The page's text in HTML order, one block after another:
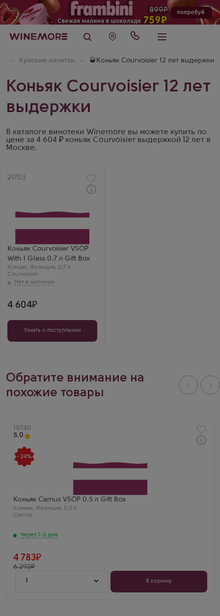
Крепкие напитки 🥃Коньяк Courvoisier 12 лет выдержки
Коньяк Courvoisier 12 лет
выдержки
В каталоге винотеки Winemore вы можете купить по
цене за 4 604 ₽ коньяк Courvoisier выдержкой 12 лет в
Москве.
Артикул
21703
Коньяк Courvoisier VSOP
With 1 Glass 0.7 л Gift Box
Коньяк, Франция, 0,7 л
Courvoisier
Курвуазье ВСОП С
Бокалом в подарочной
Регион
Коньяк, Фин Шампань
Выдержка
12 лет
4 604
Узнать о поступлении
Обратите внимание на
похожие товары
Артикул
19740
5.0
- 24%
Коньяк Camus VSOP 0.5 л Gift Box
Коньяк, Франция, 0,5 л
Camus
Через 1-2 дня
Через 1-2 дня
Коньяк
Камю VSOP
Выдержка
4 года
Лариса Егорова
4 783
6 292
1
В корзину